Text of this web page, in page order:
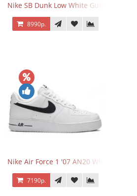
Nike SB Dunk Low White Gum
8990р.
Nike Air Force 1 '07 AN20 White Black
7190р.